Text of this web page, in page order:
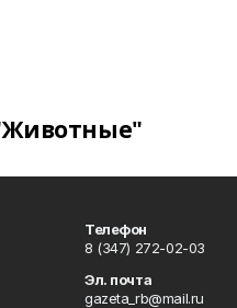
Телефон
8 (347) 272-02-03
Эл. почта
gazeta_rb@mail.ru